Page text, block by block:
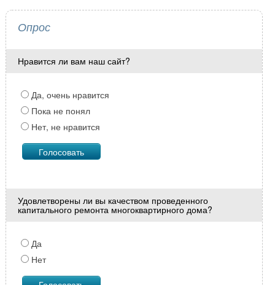
Опрос
Нравится ли вам наш сайт?
Да, очень нравится
Пока не понял
Нет, не нравится
Удовлетворены ли вы качеством проведенного
капитального ремонта многоквартирного дома?
Да
Нет